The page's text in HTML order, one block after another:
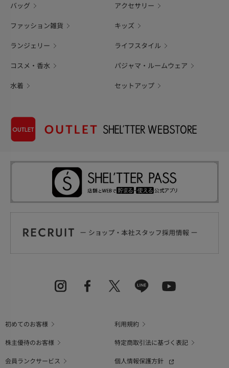
バッグ アクセサリー
ファッション雑貨 キッズ
ランジェリー ライフスタイル
コスメ・香水 パジャマ・ルームウェア
水着 セットアップ
初めてのお客様
利用規約
株主優待のお客様
特定商取引法に基づく表記
会員ランクサービス
個人情報保護方針